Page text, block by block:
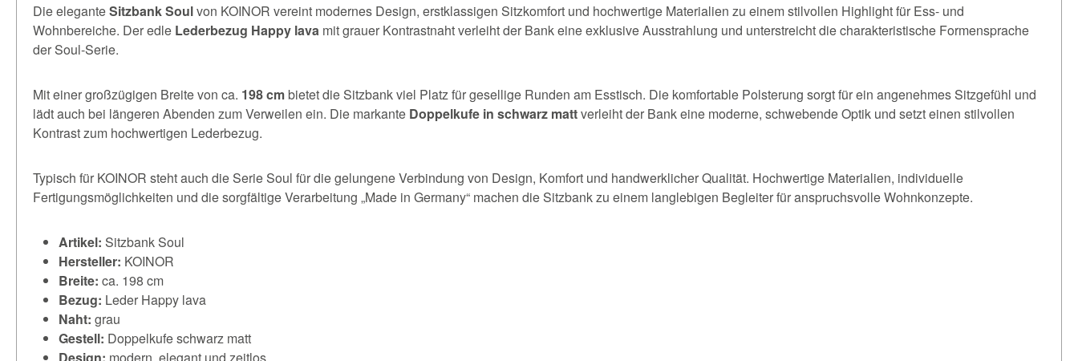
Die eleganteSitzbank Soulvon KOINOR vereint modernes Design, erstklassigen Sitzkomfort und hochwertige Materialien zu einem stilvollen Highlight für Ess- und
Wohnbereiche. Der edle Lederbezug Happy lava mit grauer Kontrastnaht verleiht der Bank eine exklusive Ausstrahlung und unterstreicht die charakteristische Formensprache
der Soul-Serie.
Mit einer großzügigen Breite von ca. 198 cmbietet die Sitzbank viel Platz für gesellige Runden am Esstisch. Die komfortable Polsterung sorgt für ein angenehmes Sitzgefühl und
lädt auch bei längeren Abenden zum Verweilen ein. Die markante Doppelkufe in schwarz mattverleiht der Bank eine moderne, schwebende Optik und setzt einen stilvollen
Kontrast zum hochwertigen Lederbezug.
Typisch für KOINOR steht auch die Serie Soul für die gelungene Verbindung von Design, Komfort und handwerklicher Qualität. Hochwertige Materialien, individuelle
Fertigungsmöglichkeiten und die sorgfältige Verarbeitung „Made in Germany“ machen die Sitzbank zu einem langlebigen Begleiter für anspruchsvolle Wohnkonzepte.
Artikel: Sitzbank Soul
Hersteller: KOINOR
Breite: ca. 198 cm
Bezug: Leder Happy lava
Naht: grau
Gestell: Doppelkufe schwarz matt
Design: modern, elegant und zeitlos